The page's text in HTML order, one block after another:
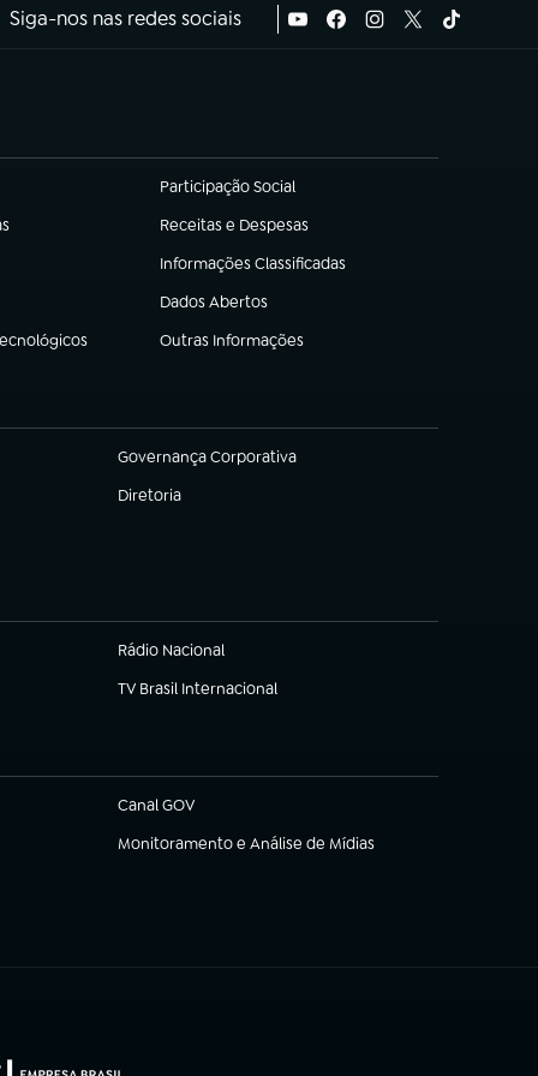
Siga-nos nas redes sociais
Participação Social
(abre em nova aba)
Receitas e Despesas
(abre em nova aba)
Informações Classificadas
(abre em nova aba)
Dados Abertos
(abre em nova aba)
Outras Informações
(abre em nova aba)
Governança Corporativa
(abre em nova aba)
Diretoria
(abre em nova aba)
Rádio Nacional
TV Brasil Internacional
(abre em nova aba)
Canal GOV
(abre em nova aba)
Monitoramento e Análise de Mídias
(abre em nova aba)